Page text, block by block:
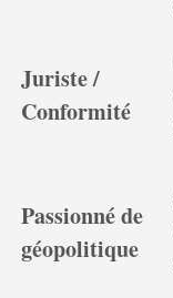
Juriste /
Conformité
Passionné de
géopolitique